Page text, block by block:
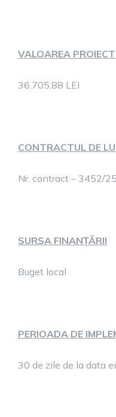
VALOAREA
36.705,88 LEI
CONTRACTUL DE
Nr. contract – 3452/
SURSA FINANȚĂRII
Buget local
PERIOADA DE
30 de zile de la data